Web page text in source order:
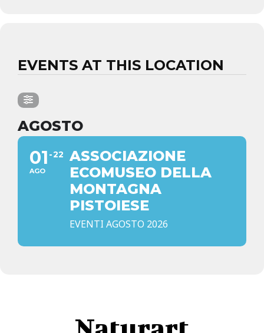
EVENTS AT THIS LOCATION
AGOSTO
01
AGO
22
ASSOCIAZIONE
ECOMUSEO DELLA
MONTAGNA
PISTOIESE
EVENTI AGOSTO 2026